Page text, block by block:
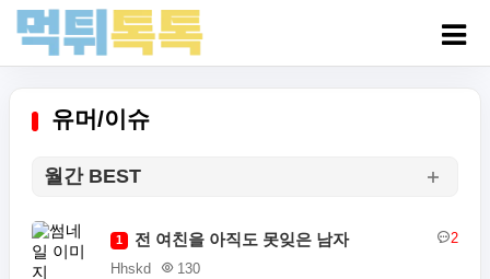
유머/이슈
월간 BEST
1 전 여친을 아직도 못잊은 남자
2
Hhskd
130